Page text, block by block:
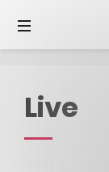
Live